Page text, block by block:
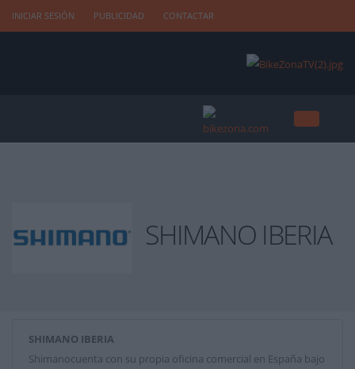
INICIAR SESIÓN PUBLICIDAD CONTACTAR
SHIMANO IBERIA
SHIMANO IBERIA
Shimanocuenta con su propia oficina comercial en España bajo